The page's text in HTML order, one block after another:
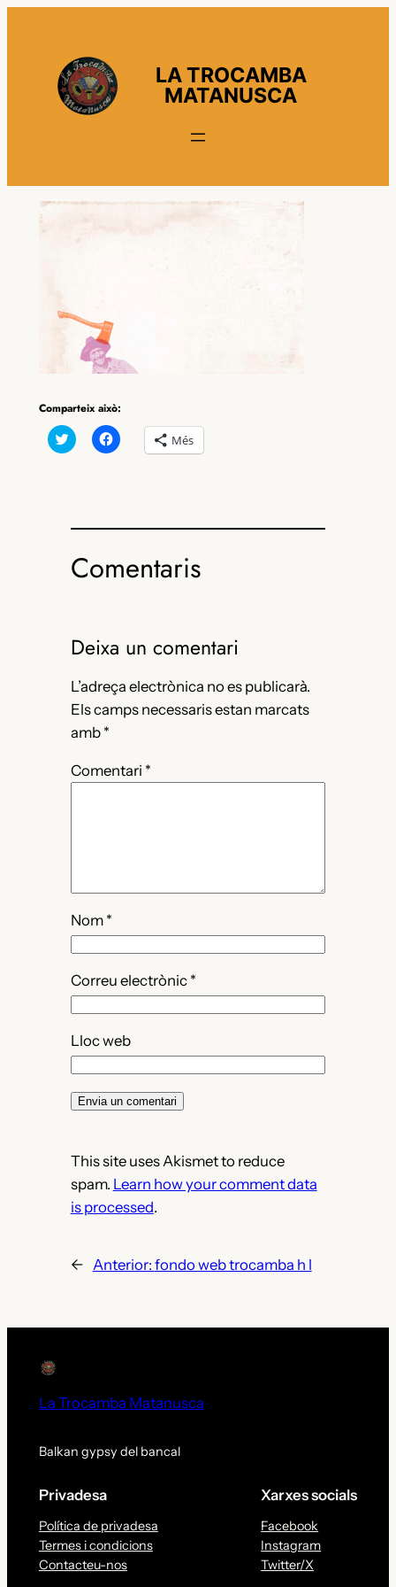
contingut
LA TROCAMBA
MATANUSCA
Comparteix això:
Feu
clic
una
Feu
clic
una
Més
Comentaris
Deixa un comentari
L’adreça electrònica no es publicarà.
Els camps necessaris estan marcats
amb *
Comentari *
Nom *
Correu electrònic *
Lloc web
This site uses Akismet to reduce
spam. Learn how your comment data
is processed.
← Anterior: fondo web trocamba h l
La Trocamba Matanusca
Balkan gypsy del bancal
Privadesa
Política de privadesa
Termes i condicions
Contacteu-nos
Xarxes socials
Facebook
Instagram
Twitter/X